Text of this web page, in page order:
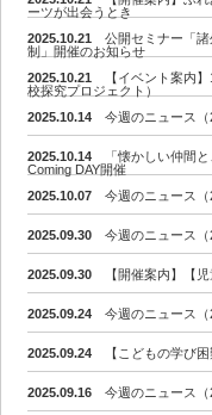
ーツが出会うとき
2025.10.21
公開セミナー「
制」開催のお知らせ
2025.10.21
【イベント案内
校探究プロジェクト）
2025.10.14
今週のニュース（
2025.10.14
「懐かしい仲間
Coming DAY開催
2025.10.07
今週のニュース（
2025.09.30 今週のニュース（
2025.09.30 【開催案内】【
2025.09.24 今週のニュース（
2025.09.24 【こどもの学び
2025.09.16 今週のニュース（